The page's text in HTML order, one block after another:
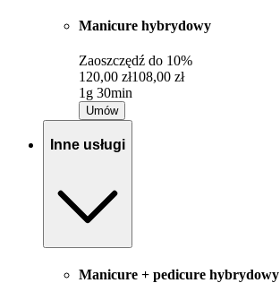
Manicure hybrydowy
Zaoszczędź do 10%
120,00 zł108,00 zł
1g 30min
Umów
Inne usługi
Manicure + pedicure hybrydowy